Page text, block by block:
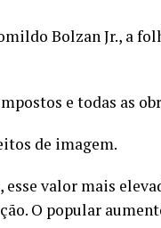
Bolzan Jr., a
e todas as
de imagem.
valor mais
O popular